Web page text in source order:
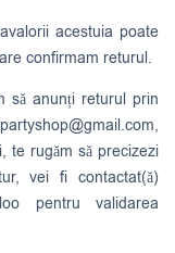
acestuia poate
confirmam returul.
să anunți returul prin
,
te rugăm să precizezi
vei fi contactat(ă)
pentru validarea